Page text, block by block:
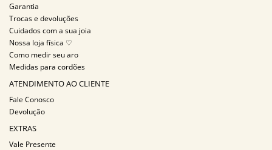
Garantia
Trocas e devoluções
Cuidados com a sua joia
Nossa loja física ♡
Como medir seu aro
Medidas para cordões
ATENDIMENTO AO CLIENTE
Fale Conosco
Devolução
EXTRAS
Vale Presente